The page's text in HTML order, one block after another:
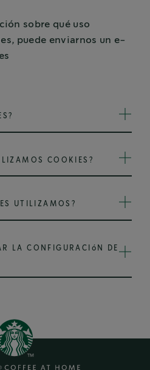
sobre qué uso
puede enviarnos un e-
COOKIES?
UTILIZAMOS?
LA CONFIGURACIóN DE